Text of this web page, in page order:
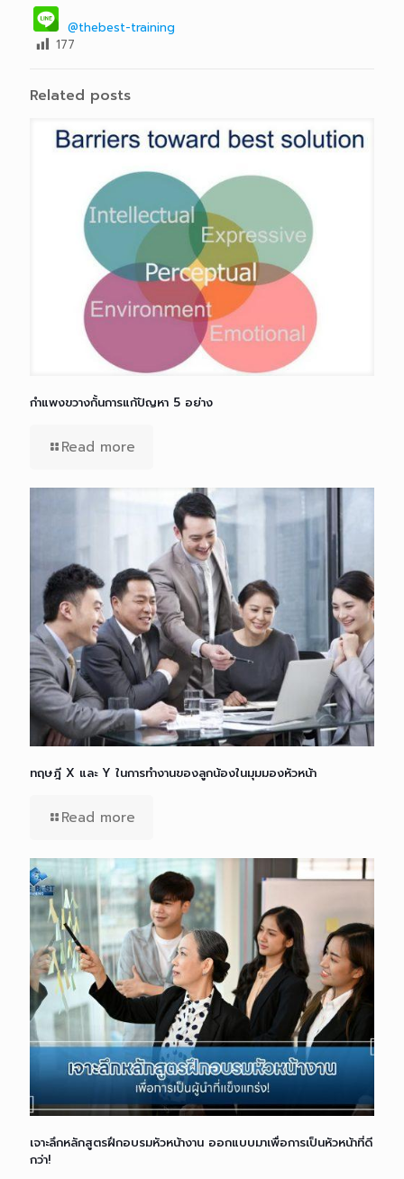
@thebest-training
177
Related posts
กำแพงขวางกั้นการแก้ปัญหา 5 อย่าง
Read more
ทฤษฎี X และ Y ในการทำงานของลูกน้องในมุมมองหัวหน้า
Read more
เจาะลึกหลักสูตรฝึกอบรมหัวหน้างาน ออกแบบมาเพื่อการเป็นหัวหน้าที่ดี
กว่า!